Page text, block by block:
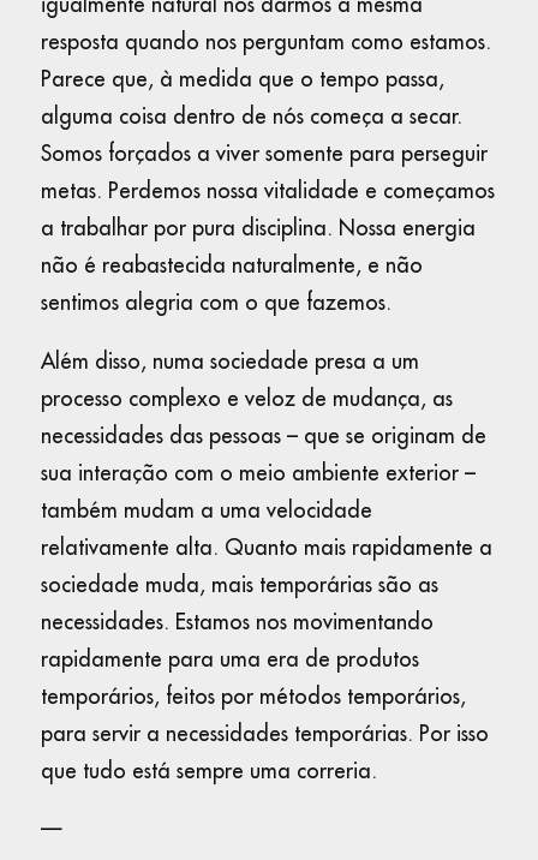
resposta quando nos perguntam como estamos.
Parece que, à medida que o tempo passa,
alguma coisa dentro de nós começa a secar.
Somos forçados a viver somente para perseguir
metas. Perdemos nossa vitalidade e começamos
a trabalhar por pura disciplina. Nossa energia
não é reabastecida naturalmente, e não
sentimos alegria com o que fazemos.
Além disso, numa sociedade presa a um
processo complexo e veloz de mudança, as
necessidades das pessoas – que se originam de
sua interação com o meio ambiente exterior –
também mudam a uma velocidade
relativamente alta. Quanto mais rapidamente a
sociedade muda, mais temporárias são as
necessidades. Estamos nos movimentando
rapidamente para uma era de produtos
temporários, feitos por métodos temporários,
para servir a necessidades temporárias. Por isso
que tudo está sempre uma correria.
—